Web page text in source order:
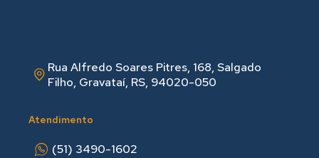
Rua Alfredo Soares Pitres, 168, Salgado
Filho, Gravataí, RS, 94020-050
Atendimento
(51) 3490-1602